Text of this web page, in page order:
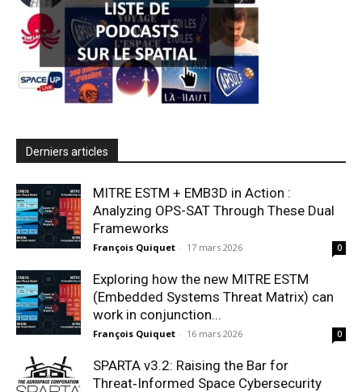
Derniers articles
MITRE ESTM + EMB3D in Action :
Analyzing OPS-SAT Through These Dual
Frameworks
François Quiquet - 17 mars 2026 0
Exploring how the new MITRE ESTM
(Embedded Systems Threat Matrix) can
work in conjunction...
François Quiquet - 16 mars 2026 0
SPARTA v3.2: Raising the Bar for
Threat‑Informed Space Cybersecurity